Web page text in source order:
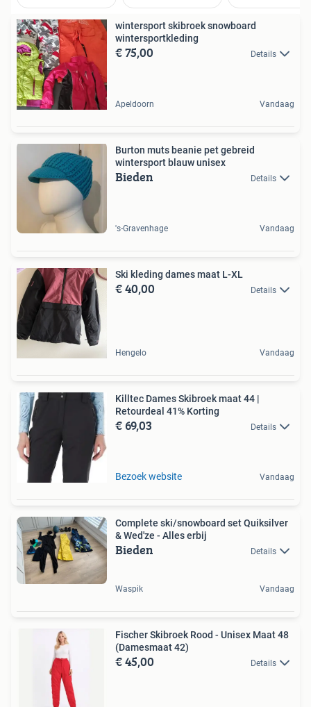
wintersport skibroek snowboard
wintersportkleding
€ 75,00 Details
Apeldoorn Vandaag
Burton muts beanie pet gebreid
wintersport blauw unisex
Bieden Details
's-Gravenhage Vandaag
Ski kleding dames maat L-XL
€ 40,00 Details
Hengelo Vandaag
Killtec Dames Skibroek maat 44 |
Retourdeal 41% Korting
€ 69,03 Details
Bezoek website Vandaag
Complete ski/snowboard set Quiksilver
& Wed'ze - Alles erbij
Bieden Details
Waspik Vandaag
Fischer Skibroek Rood - Unisex Maat 48
(Damesmaat 42)
€ 45,00 Details